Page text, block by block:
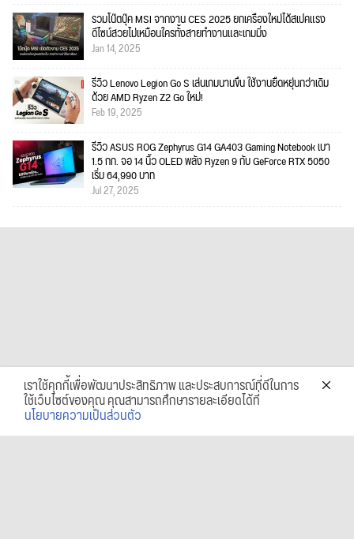
รวมโน๊ตบุ๊ค MSI จากงาน CES 2025 ยกเครื่องใหม่ได้สเปคแรง
ดีไซน์สวยไม่เหมือนใครทั้งสายทำงานและเกมมิ่ง
Jan 14, 2025
รีวิว Lenovo Legion Go S เล่นเกมนานขึ้น ใช้งานยืดหยุ่นกว่าเดิม
ด้วย AMD Ryzen Z2 Go ใหม่!
Feb 19, 2025
รีวิว ASUS ROG Zephyrus G14 GA403 Gaming Notebook เบา
1.5 กก. จอ 14 นิ้ว OLED พลัง Ryzen 9 กับ GeForce RTX 5050
เริ่ม 64,990 บาท
Jul 27, 2025
เราใช้คุกกี้เพื่อพัฒนาประสิทธิภาพ และประสบการณ์ที่ดีในการ
ใช้เว็บไซต์ของคุณ คุณสามารถศึกษารายละเอียดได้ที่
นโยบายความเป็นส่วนตัว